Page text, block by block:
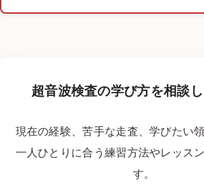
超音波検査の学び方を相談
現在の経験、苦手な走査、学びたい領
一人ひとりに合う練習方法やレッス
す。